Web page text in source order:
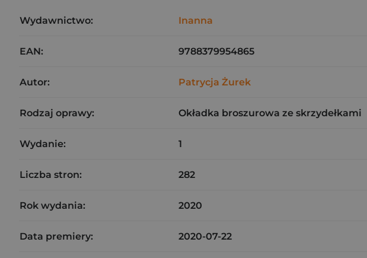
Wydawnictwo: Inanna
EAN: 9788379954865
Autor: Patrycja Żurek
Rodzaj oprawy: Okładka broszurowa ze skrzydełkami
Wydanie: 1
Liczba stron: 282
Rok wydania: 2020
Data premiery: 2020-07-22